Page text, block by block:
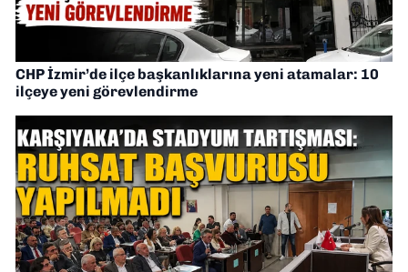
CHP İzmir’de ilçe başkanlıklarına yeni atamalar: 10
ilçeye yeni görevlendirme